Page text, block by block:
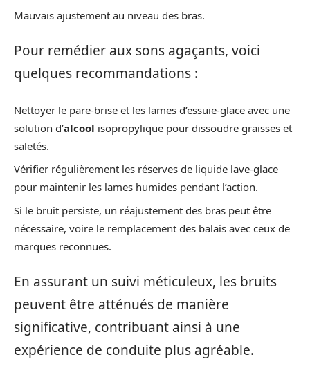
Mauvais ajustement au niveau des bras.
Pour remédier aux sons agaçants, voici
quelques recommandations :
Nettoyer le pare-brise et les lames d’essuie-glace avec une
solution d’alcool isopropylique pour dissoudre graisses et
saletés.
Vérifier régulièrement les réserves de liquide lave-glace
pour maintenir les lames humides pendant l’action.
Si le bruit persiste, un réajustement des bras peut être
nécessaire, voire le remplacement des balais avec ceux de
marques reconnues.
En assurant un suivi méticuleux, les bruits
peuvent être atténués de manière
significative, contribuant ainsi à une
expérience de conduite plus agréable.